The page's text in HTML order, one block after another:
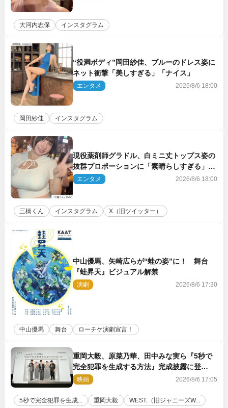
大河内志保 インスタグラム
“役満ボディ”岡田紗佳、ブルーのドレス姿に
ネット衝撃「美しすぎる」「ナイス」
エンタメ 2026/8/6 18:00
岡田紗佳 インスタグラム
現役薬剤師グラドル、白ミニ丈トップス姿の
抜群プロポーションに「素晴らしすぎる」
「すっっっご！」とネット絶賛
エンタメ 2026/8/6 18:00
三橋くん インスタグラム X（旧ツイッター）
中山優馬、矢崎広らが“蛙の姿”に！ 舞台
『蛙昇天』ビジュアル解禁
演劇 2026/8/6 17:30
中山優馬 舞台 ローチケ演劇宣言！
重岡大毅、原菜乃華、田中みな実ら『5秒で
完全犯罪を生成する方法』完成披露に登
壇！ それぞれのAI活用術も発表
映画 2026/8/6 17:05
5秒で完全犯罪を生成... 重岡大毅 WEST.（旧ジャニーズW...